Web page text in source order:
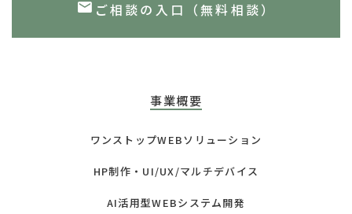
ご相談の入口（無料相談）
事業概要
ワンストップWEBソリューション
HP制作・UI/UX/マルチデバイス
AI活用型WEBシステム開発